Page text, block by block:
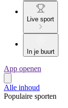
Live sport
In je buurt
App openen
Alle inhoud
Populaire sporten